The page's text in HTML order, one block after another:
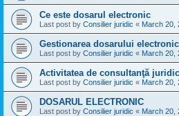
Ce este dosarul electronic
Last post by Consilier juridic « March 20,
Gestionarea dosarului electronic
Last post by Consilier juridic « March 20,
Activitatea de consultanţă
Last post by Consilier juridic « March 20,
DOSARUL ELECTRONIC
Last post by Consilier juridic « March 20,